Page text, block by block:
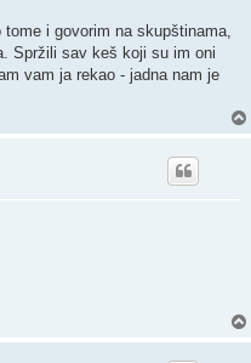
tome i govorim na skupštinama,
Spržili sav keš koji su im oni
vam ja rekao - jadna nam je